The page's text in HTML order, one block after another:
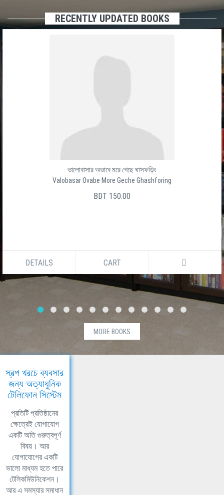
RECENTLY UPDATED BOOKS
ভালোবাসার অভাবে মরে গেছে ঘাসফড়িং
Valobasar Ovabe More Geche Ghashforing
BDT 150.00
DETAILS CART
MORE BOOKS
স্বল্প খরচে ব্যবসার
জন্য অত্যাধুনিক
টেলিফোন সিস্টেম
প্রতিটি প্রতিষ্ঠানের
ক্ষেত্রেই যোগাযোগ
একটি অতি গুরুত্বপূর্ণ
বিষয়। আর
যোগাযোগের একটি
ভালো মাধ্যম হতে পারে
টেলিকমিউনিকেশন।
আর এ সমস্যার সমাধান